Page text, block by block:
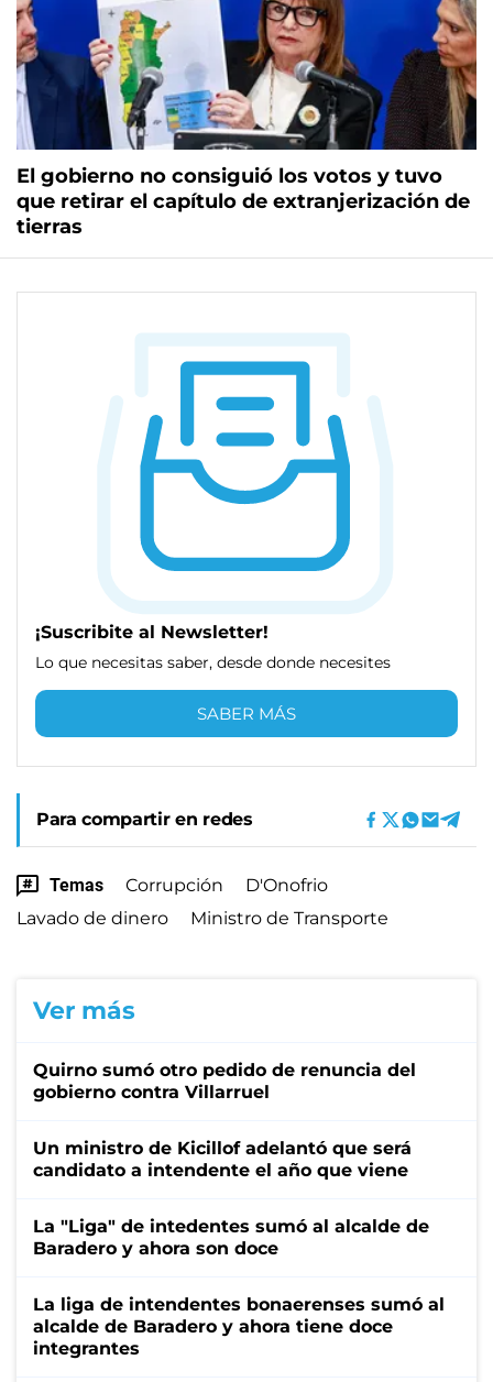
El gobierno no consiguió los votos y tuvo
que retirar el capítulo de extranjerización de
tierras
¡Suscribite al Newsletter!
Lo que necesitas saber, desde donde necesites
SABER MÁS
Para compartir en redes
Temas Corrupción
D'Onofrio
Lavado de dinero
Ministro de Transporte
Ver más
Quirno sumó otro pedido de renuncia del
gobierno contra Villarruel
Un ministro de Kicillof adelantó que será
candidato a intendente el año que viene
La "Liga" de intedentes sumó al alcalde de
Baradero y ahora son doce
La liga de intendentes bonaerenses sumó al
alcalde de Baradero y ahora tiene doce
integrantes